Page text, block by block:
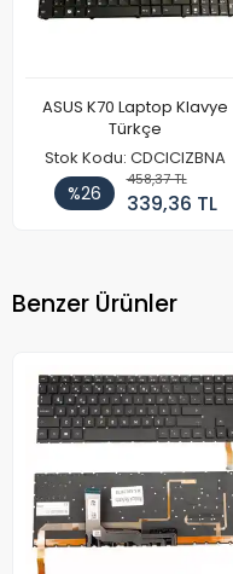
ASUS K70 Laptop Klavye
Türkçe
Stok Kodu: CDCICIZBNA
%26
458,37 TL
339,36 TL
Benzer Ürünler